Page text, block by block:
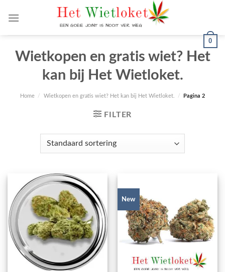
0
Wietkopen en gratis wiet? Het
kan bij Het Wietloket.
Home / Wietkopen en gratis wiet? Het kan bij Het Wietloket. / Pagina 2
FILTER
New